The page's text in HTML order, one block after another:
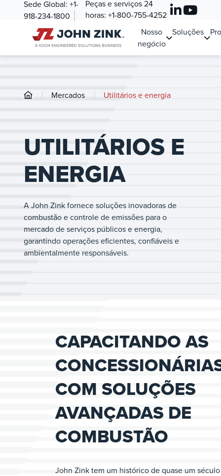
Sede Global: +1-
918-234-1800
Peças e serviços 24
horas:+1-800-755-4252
Nosso
negócio
Soluções
/ Mercados / Utilitários e energia
UTILITÁRIOS E
ENERGIA
A John Zink fornece soluções inovadoras de
combustão e controle de emissões para o
mercado de serviços públicos e energia,
garantindo operações eficientes, confiáveis e
ambientalmente responsáveis.
CAPACITANDO AS
COM SOLUÇÕES
AVANÇADAS DE
COMBUSTÃO
John Zink tem um histórico de quase um século